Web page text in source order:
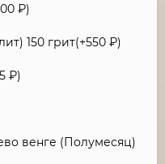
₽)
150 грит(+550 ₽)
₽)
венге (Полумесяц)